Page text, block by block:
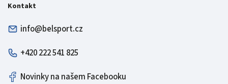
Kontakt
info@belsport.cz
+420 222 541 825
Novinky na našem Facebooku